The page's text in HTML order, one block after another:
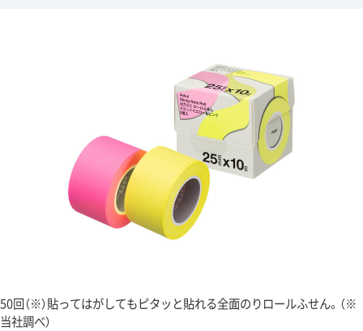
50回（※）貼ってはがしてもピタッと貼れる全面のりロールふせん。（※
当社調べ）